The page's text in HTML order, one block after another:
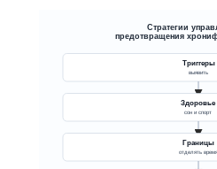
Стратегии
предотвращения
Триггеры
выявить
Здоровье
сон и спорт
Границы
отделять время